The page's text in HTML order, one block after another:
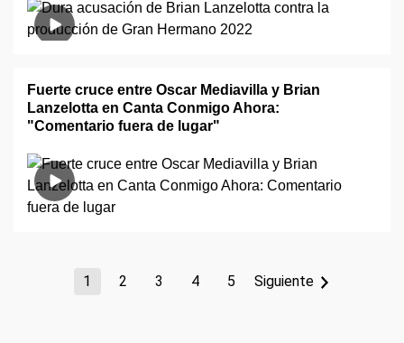
Fuerte cruce entre Oscar Mediavilla y Brian
Lanzelotta en Canta Conmigo Ahora:
"Comentario fuera de lugar"
1 2 3 4 5 Siguiente